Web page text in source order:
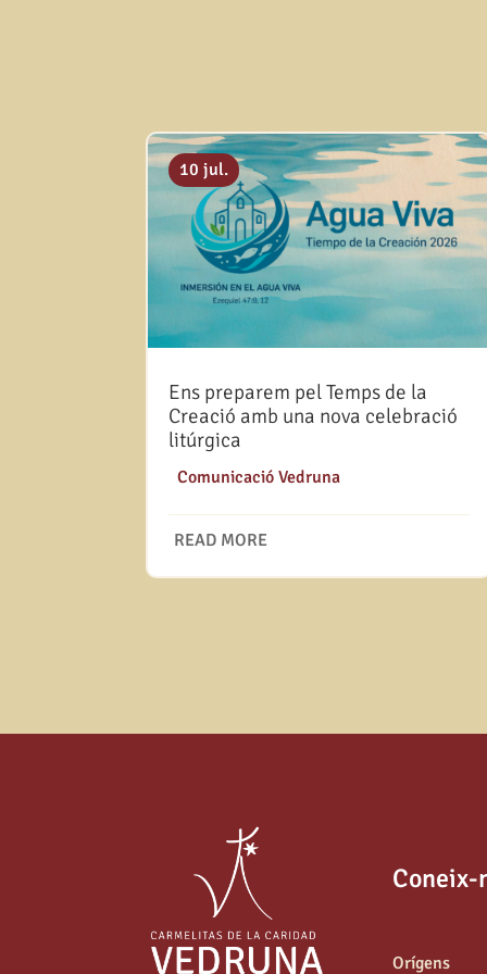
Ens preparem pel Temps de la
Creació amb una nova celebració
litúrgica
10 jul.
|Comunicació Vedruna
READ MORE
Coneix-
Orígens